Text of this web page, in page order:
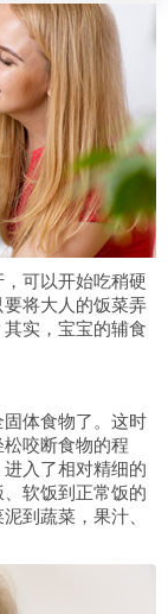
可以开始吃稍硬
将大人的饭菜弄
实，宝宝的辅食
体食物了。这时
咬断食物的程
入了相对精细的
软饭到正常饭的
到蔬菜，果汁、